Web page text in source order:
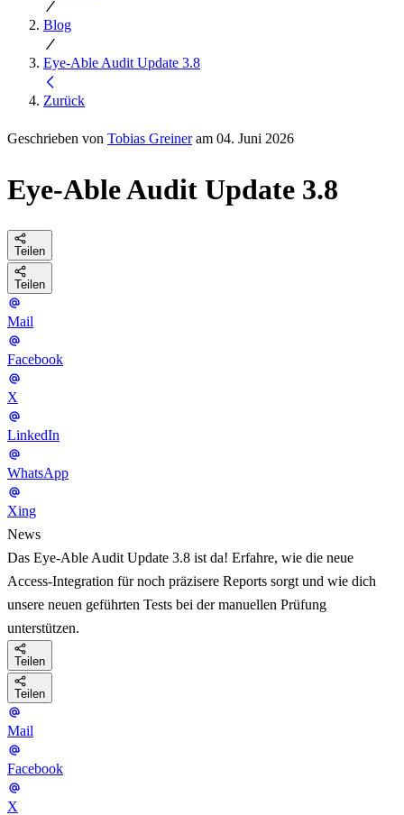
Blog
Eye-Able Audit Update 3.8
Zurück
Geschrieben von Tobias Greineram 04. Juni 2026
Eye-Able Audit Update 3.8
Teilen
Teilen
Mail
Facebook
X
LinkedIn
WhatsApp
Xing
News
Das Eye-Able Audit Update 3.8 ist da! Erfahre, wie die neue
Access-Integration für noch präzisere Reports sorgt und wie dich
unsere neuen geführten Tests bei der manuellen Prüfung
unterstützen.
Teilen
Teilen
Mail
Facebook
X